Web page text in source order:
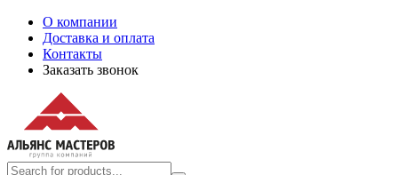
О компании
Доставка и оплата
Контакты
Заказать звонок